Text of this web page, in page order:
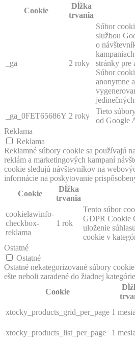
Cookie
Dĺžka
trvania
_ga 2 roky
Súbor
službou
o
stránky pre
Súbor
anonymne
_ga_0FET65686Y 2 roky
Tieto
od Google
Reklama
Reklama
Reklamné súbory cookie sa používajú
reklám a marketingových kampaní
cookie sledujú návštevníkov na
informácie na poskytovanie
Cookie
Dĺžka
trvania
cookielawinfo-
checkbox-
reklama
1 rok
Tento súbor
GDPR Cookie
uloženie
cookie v
Ostatné
Ostatné
Ostatné nekategorizované súbory
ešte neboli zaradené do žiadnej
Cookie
xtocky_products_grid_per_page 1
xtocky_products_list_per_page
1